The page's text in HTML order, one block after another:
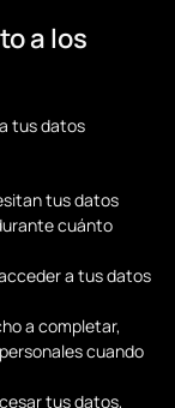
a los
tus datos
tus datos
cuánto
a tus datos
a completar,
cuando
tus datos,